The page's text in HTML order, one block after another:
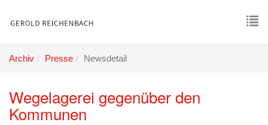
Archiv Presse Newsdetail
Wegelagerei gegenüber den
Kommunen